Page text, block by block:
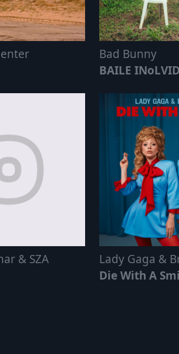
Bad Bunny
BAILE
& SZA
Lady Gaga &
Die With A